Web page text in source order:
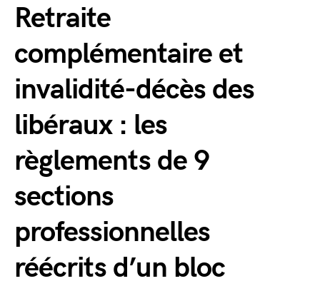
Retraite
complémentaire et
invalidité-décès des
libéraux : les
règlements de 9
sections
professionnelles
réécrits d’un bloc